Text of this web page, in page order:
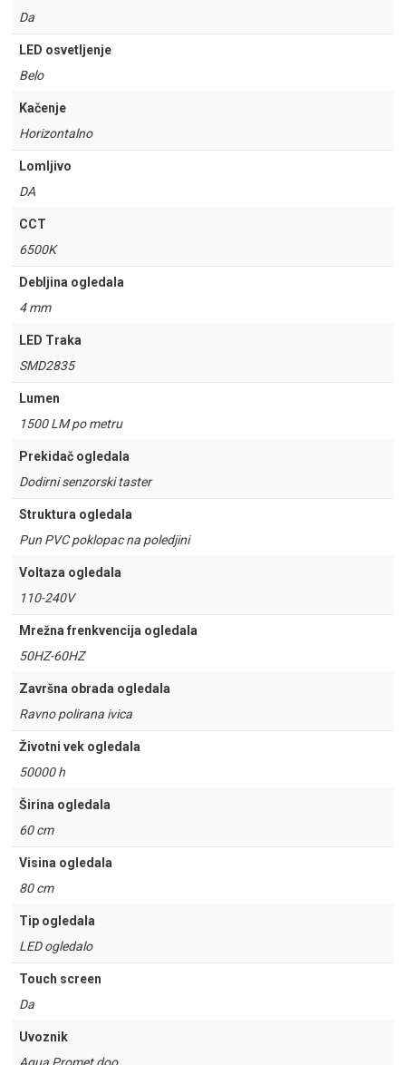
Da
LED osvetljenje
Belo
Kačenje
Horizontalno
Lomljivo
DA
CCT
6500K
Debljina ogledala
4 mm
LED Traka
SMD2835
Lumen
1500 LM po metru
Prekidač ogledala
Dodirni senzorski taster
Struktura ogledala
Pun PVC poklopac na poledjini
Voltaza ogledala
110-240V
Mrežna frenkvencija ogledala
50HZ-60HZ
Završna obrada ogledala
Ravno polirana ivica
Životni vek ogledala
50000 h
Širina ogledala
60 cm
Visina ogledala
80 cm
Tip ogledala
LED ogledalo
Touch screen
Da
Uvoznik